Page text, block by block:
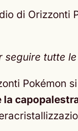
di Orizzonti
tutte
la